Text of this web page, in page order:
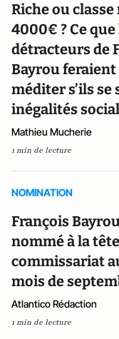
Riche ou
4000€ ? Ce que
détracteurs de
Bayrou feraient
méditer s’ils
inégalités
Mathieu Mucherie
1 min de lecture
NOMINATION
François
nommé à la
commissariat
mois de
Atlantico Rédaction
1 min de lecture